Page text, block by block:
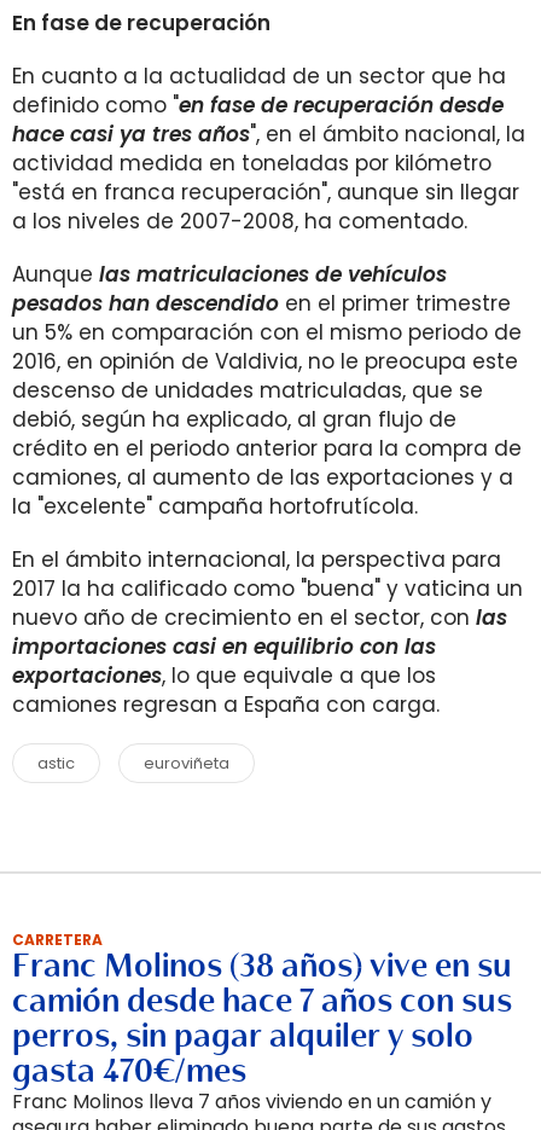
En fase de recuperación
En cuanto a la actualidad de un sector que ha
definido como "en fase de recuperación desde
hace casi ya tres años", en el ámbito nacional, la
actividad medida en toneladas por kilómetro
"está en franca recuperación", aunque sin llegar
a los niveles de 2007-2008, ha comentado.
Aunque las matriculaciones de vehículos
pesados han descendido en el primer trimestre
un 5% en comparación con el mismo periodo de
2016, en opinión de Valdivia, no le preocupa este
descenso de unidades matriculadas, que se
debió, según ha explicado, al gran flujo de
crédito en el periodo anterior para la compra de
camiones, al aumento de las exportaciones y a
la "excelente" campaña hortofrutícola.
En el ámbito internacional, la perspectiva para
2017 la ha calificado como "buena" y vaticina un
nuevo año de crecimiento en el sector, con las
importaciones casi en equilibrio con las
exportaciones, lo que equivale a que los
camiones regresan a España con carga.
astic euroviñeta
CARRETERA
Franc Molinos (38 años) vive en su
camión desde hace 7 años con sus
perros, sin pagar alquiler y solo
gasta 470€/mes
Franc Molinos lleva 7 años viviendo en un camión y